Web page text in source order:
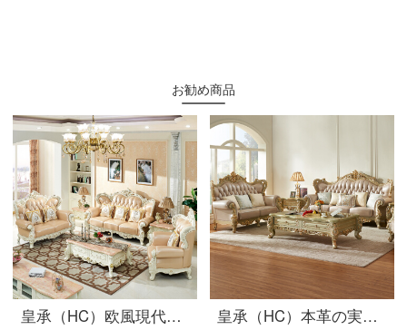
お勧め商品
皇承（HC）欧風現代高級客間ソファ皮芸実木ソファ866 123ソファ1.3長何2.2テレビキャビネット1.3円テーブル6食事椅子
皇承（HC）本革の実木彫刻ソファ欧風の小型別荘のソファーセットM-102小型別荘・実木牛のソファー【223セット】